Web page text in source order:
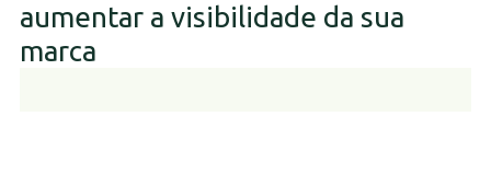
aumentar a visibilidade da sua
marca